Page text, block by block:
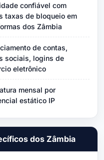
confiável com
taxas de bloqueio em
dos Zâmbia
de contas,
sociais, logins de
eletrônico
mensal por
estático IP
dos Zâmbia